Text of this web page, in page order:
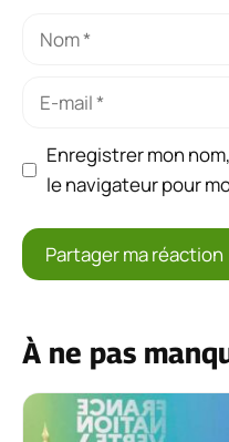
Nom
Enregistrer mon
le navigateur pour
À ne pas